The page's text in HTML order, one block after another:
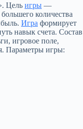
Цель игры —
количества
Игра формирует
навык счета. Состав
игровое поле,
Параметры игры: